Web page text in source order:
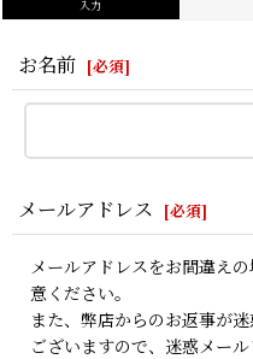
入力
お名前 [必須]
メールアドレス [必須]
メールアドレスをお間違え
意ください。
また、弊店からのお返事が
ございますので、迷惑メール